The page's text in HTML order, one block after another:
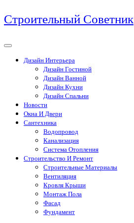
Перейти
к
Строительный Советник
Дизайн Интерьера
Дизайн Гостиной
Дизайн Ванной
Дизайн Кухни
Дизайн Спальни
Новости
Окна И Двери
Сантехника
Водопровод
Канализация
Система Отопления
Строительство И Ремонт
Строительные Материалы
Вентиляция
Кровля Крыши
Монтаж Пола
Фасад
Фундамент